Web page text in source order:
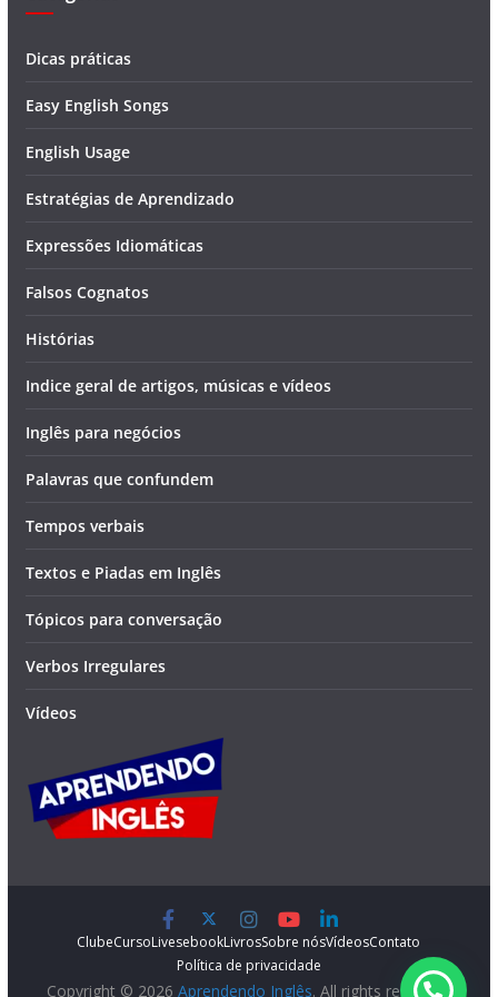
Dicas práticas
Easy English Songs
English Usage
Estratégias de Aprendizado
Expressões Idiomáticas
Falsos Cognatos
Histórias
Indice geral de artigos, músicas e vídeos
Inglês para negócios
Palavras que confundem
Tempos verbais
Textos e Piadas em Inglês
Tópicos para conversação
Verbos Irregulares
Vídeos
ClubeCursoLivesebookLivrosSobre nósVídeosContato
Política de privacidade
Copyright © 2026 Aprendendo Inglês. All rights reserved.